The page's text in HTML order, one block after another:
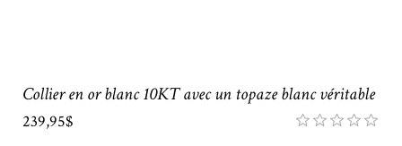
Collier en or blanc 10KT avec un topaze blanc véritable
239,95$